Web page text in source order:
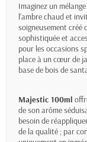
Imaginez un
l'ambre chaud et
soigneusement créé
sophistiquée et
pour les occasions
place à un cœur de
base de bois de
Majestic 100ml
de son arôme
besoin de
de la qualité ; par